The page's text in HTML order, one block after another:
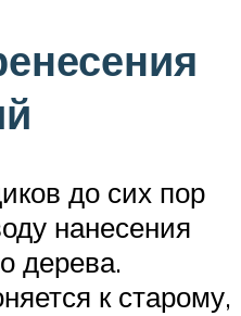
до сих пор
нанесения
дерева.
к старому,